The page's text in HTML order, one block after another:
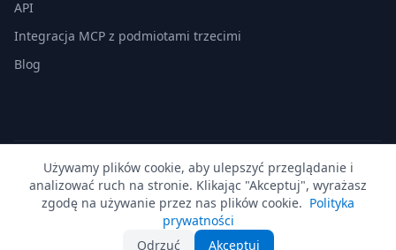
API
Integracja MCP z podmiotami trzecimi
Blog
© 2026 MyDocSafe. Wszelkie prawa zastrzeżone. |Mapa
witryny | build dev
🇬🇧 UK 🇺🇸 US🇵🇱 PL🇺🇦 UA🇪🇸 ES🇩🇪 DE🇫🇷 FR 🇳🇱 NL🇵🇹 PT🇮🇹 IT
Używamy plików cookie, aby ulepszyć przeglądanie i
analizować ruch na stronie. Klikając "Akceptuj", wyrażasz
zgodę na używanie przez nas plików cookie. Polityka
prywatności
Odrzuć
Akceptuj